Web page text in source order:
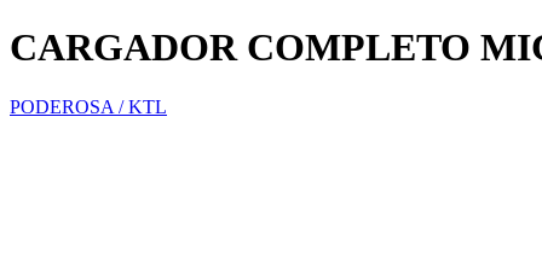
CARGADOR COMPLETO
PODEROSA / KTL